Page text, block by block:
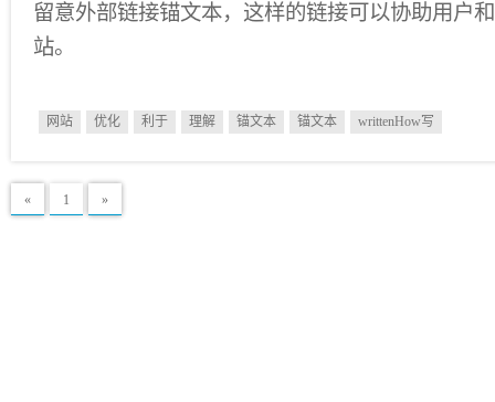
留意外部链接锚文本，这样的链接可以协助用户
站。
网站 优化 利于 理解 锚文本 锚文本 writtenHow写
« 1 »